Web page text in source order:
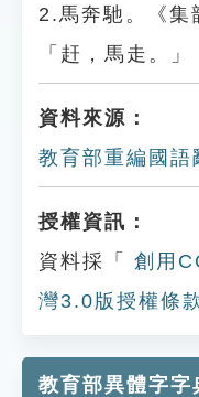
2.馬奔馳。《集
「赶，馬走。」
資料來源：
教育部重編國語
授權資訊：
資料採「
創用
灣3.0版授權條
教育部異體字字